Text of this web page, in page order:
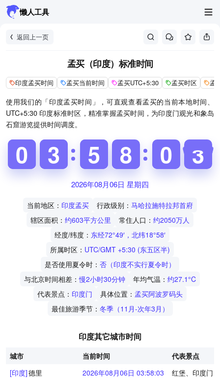
懒人工具
返回上一页
孟买（印度）标准时间
印度孟买时间 孟买当前时间 孟买UTC+5:30 孟买时区 孟
使用我们的「印度孟买时间」，可直观查看孟买的当前本地时间、
UTC+5:30 印度标准时区，精准掌握孟买时间，为印度门观光和象岛
石窟游览提供时间调度。
9
9
0
0 6
6
3
3 2
2
5
5 7
8
8 5
0
0 3
4
4
2026年08月06日 星期四
当前地区： 印度孟买 行政级别： 马哈拉施特拉邦首府
辖区面积： 约603平方公里 常住人口： 约2050万人
经度/纬度： 东经72°49′，北纬18°58′
所属时区： UTC/GMT +5:30 (东五区半)
是否使用夏令时： 否（印度不实行夏令时）
与北京时间相差：慢2小时30分钟 年均气温： 约27.1°C
代表景点： 印度门 具体位置： 孟买阿波罗码头
最佳旅游季节： 冬季（11月-次年3月）
印度其它城市时间
城市 当前时间
代表景点
[印度]德里 2026年08月06日 03:58:03
红堡、印度门